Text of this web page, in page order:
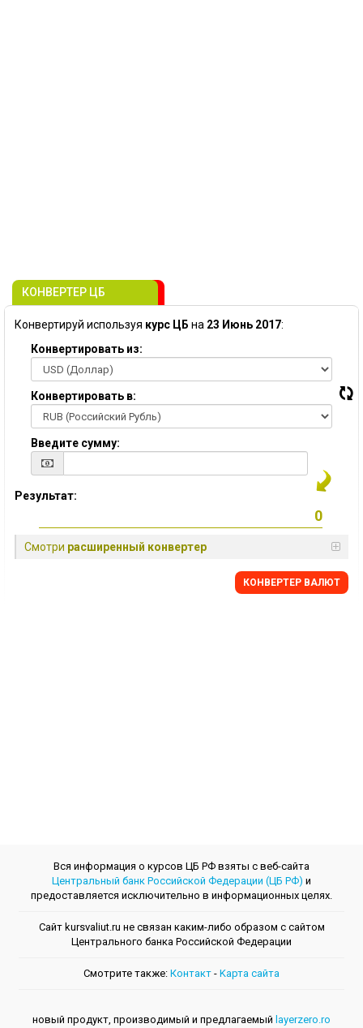
КОНВЕРТЕР ЦБ
Конвертируй используя курс ЦБ на 23 Июнь 2017:
Конвертировать из:
Конвертировать в:
Введите сумму:
Результат:
Смотри расширенный конвертер
КОНВЕРТЕР ВАЛЮТ
Вся информация о курсов ЦБ РФ взяты с веб-сайта
Центральный банк Российской Федерации (ЦБ РФ) и
предоставляется исключительно в информационных целях.
Сайт kursvaliut.ru не связан каким-либо образом с сайтом
Центрального банкa Российской Федерации
Смотрите также: Контакт - Kарта сайта
новый продукт, производимый и предлагаемый layerzero.ro